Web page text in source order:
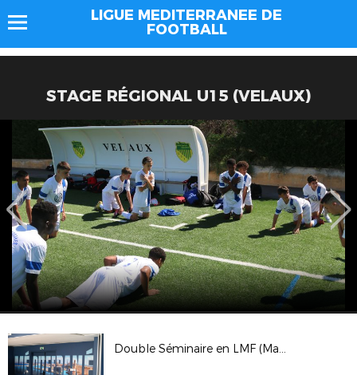
LIGUE MEDITERRANEE DE
FOOTBALL
STAGE RÉGIONAL U15 (VELAUX)
Double Séminaire en LMF (Marseille et Aix)